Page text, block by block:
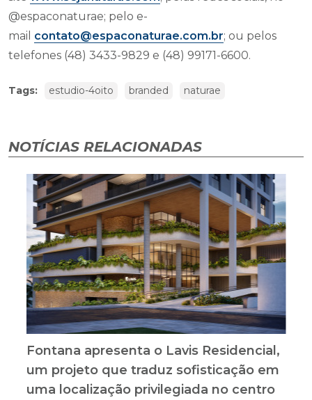
@espaconaturae; pelo e-
mail contato@espaconaturae.com.br; ou pelos
telefones (48) 3433-9829 e (48) 99171-6600.
Tags: estudio-4oito branded naturae
NOTÍCIAS RELACIONADAS
Fontana apresenta o Lavis Residencial,
um projeto que traduz sofisticação em
uma localização privilegiada no centro